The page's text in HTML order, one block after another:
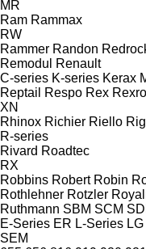
MR
Ram Rammax
RW
Rammer Randon
Remodul
Renault
C-series K-series Kerax
Reptail
Respo Rex
XN
Rhinox Richier Riello
R-series
Rivard Roadtec
RX
Robbins Robert Robin
Rothlehner Rotzler
Ruthmann SBM SCM
E-Series ER L-Series LG
SEM